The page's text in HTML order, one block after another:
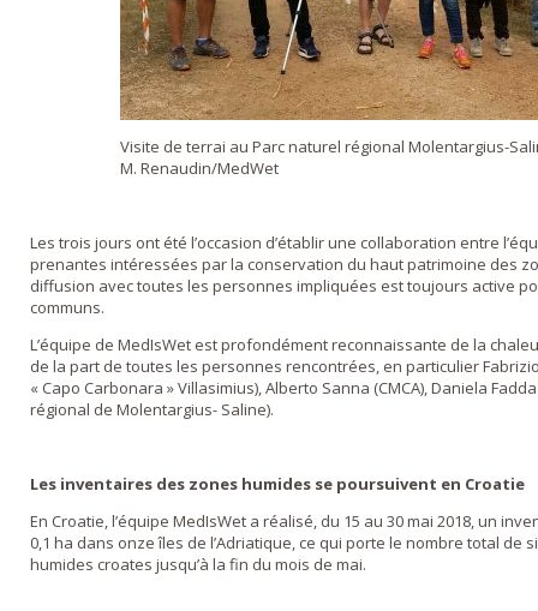
Visite de terrai au Parc naturel régional Molentargius-
M. Renaudin/MedWet
Les trois jours ont été l’occasion d’établir une collaboration entre
prenantes intéressées par la conservation du haut patrimoine des
diffusion avec toutes les personnes impliquées est toujours active
communs.
L’équipe de MedIsWet est profondément reconnaissante de la
de la part de toutes les personnes rencontrées, en particulier
« Capo Carbonara » Villasimius), Alberto Sanna (CMCA), Daniela
régional de Molentargius- Saline).
Les inventaires des zones humides se poursuivent en Croatie
En Croatie, l’équipe MedIsWet a réalisé, du 15 au 30 mai 2018, un
0,1 ha dans onze îles de l’Adriatique, ce qui porte le nombre total de
humides croates jusqu’à la fin du mois de mai.